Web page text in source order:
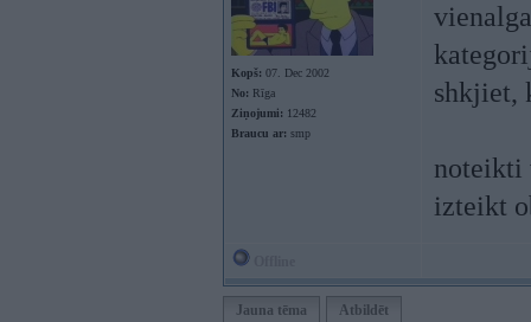
Kopš: 07. Dec 2002
No: Rīga
Ziņojumi: 12482
Braucu ar: smp
shkjiet,
noteikti
izteikt
Jauna tēma Atbildēt